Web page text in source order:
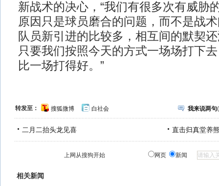
新战术的决心，“我们有很多次有威胁
原因只是球员磨合的问题，而不是战
队员新引进的比较多，相互间的默契
只要我们按照今天的方式一场场打下
比一场打得好。”
转发至： 搜狐微博 白社会 我来说两句(
二月二抬头龙见喜 直击归真堂养
上网从搜狗开始 网页 新闻
相关新闻